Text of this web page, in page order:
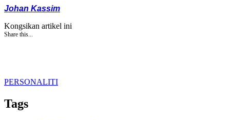
Johan Kassim
Kongsikan artikel ini
Share this...
PERSONALITI
Tags